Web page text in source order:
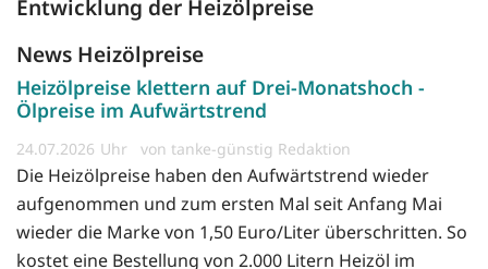
Entwicklung der Heizölpreise
News Heizölpreise
Heizölpreise klettern auf Drei-Monatshoch -
Ölpreise im Aufwärtstrend
24.07.2026 von tanke-günstig Redaktion
Die Heizölpreise haben den Aufwärtstrend wieder
aufgenommen und zum ersten Mal seit Anfang Mai
wieder die Marke von 1,50 Euro/Liter überschritten. So
kostet eine Bestellung von 2.000 Litern Heizöl im